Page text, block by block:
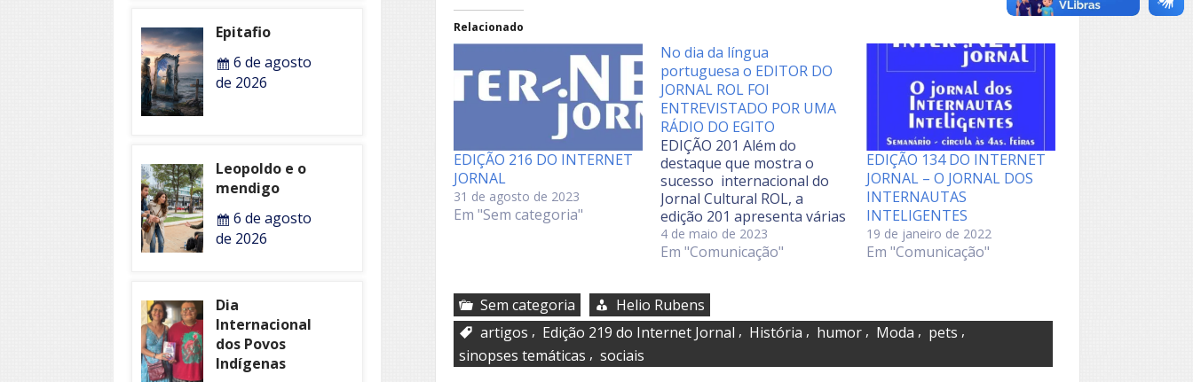
Relacionado
EDIÇÃO 216 DO INTERNET
JORNAL
31 de agosto de 2023
Em "Sem categoria"
No dia da língua
portuguesa o EDITOR DO
JORNAL ROL FOI
ENTREVISTADO POR UMA
RÁDIO DO EGITO
EDIÇÃO 201 Além do
destaque que mostra o
sucesso internacional do
Jornal Cultural ROL, a
edição 201 apresenta várias
matérias próprias de alto
interesse, como a questão
vencidas que não devem ser
jogados fora, a volta da
moda cropped, as
4 de maio de 2023
Em "Comunicação"
EDIÇÃO 134 DO INTERNET
JORNAL – O JORNAL DOS
INTERNAUTAS
INTELIGENTES
19 de janeiro de 2022
Em "Comunicação"
Sem categoria
Helio Rubens
artigos , Edição 219 do Internet Jornal , História , humor , Moda , pets ,
sinopses temáticas , sociais
Epitafio
6 de agosto
de 2026
Leopoldo e o
mendigo
6 de agosto
de 2026
Dia
Internacional
dos Povos
Indígenas